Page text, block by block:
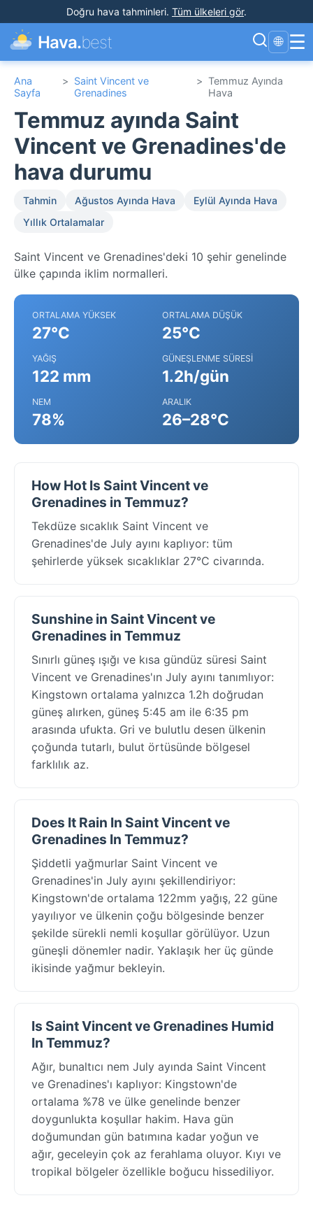
Doğru hava tahminleri. Tüm ülkeleri gör.
Hava.best 🌐 ☰
Ana
Sayfa
> Saint Vincent ve
Grenadines
> Temmuz Ayında
Hava
Temmuz ayında Saint
Vincent ve Grenadines'de
hava durumu
Tahmin Ağustos Ayında Hava
Eylül Ayında Hava
Yıllık Ortalamalar
Saint Vincent ve Grenadines'deki 10 şehir genelinde
ülke çapında iklim normalleri.
ORTALAMA YÜKSEK
27°C
ORTALAMA DÜŞÜK
25°C
YAĞIŞ
122 mm
GÜNEŞLENME SÜRESI
1.2h/gün
NEM
78%
ARALIK
26–28°C
How Hot Is Saint Vincent ve
Grenadines in Temmuz?
Tekdüze sıcaklık Saint Vincent ve
Grenadines'de July ayını kaplıyor: tüm
şehirlerde yüksek sıcaklıklar 27°C civarında.
Sunshine in Saint Vincent ve
Grenadines in Temmuz
Sınırlı güneş ışığı ve kısa gündüz süresi Saint
Vincent ve Grenadines'ın July ayını tanımlıyor:
Kingstown ortalama yalnızca 1.2h doğrudan
güneş alırken, güneş 5:45 am ile 6:35 pm
arasında ufukta. Gri ve bulutlu desen ülkenin
çoğunda tutarlı, bulut örtüsünde bölgesel
farklılık az.
Does It Rain In Saint Vincent ve
Grenadines In Temmuz?
Şiddetli yağmurlar Saint Vincent ve
Grenadines'in July ayını şekillendiriyor:
Kingstown'de ortalama 122mm yağış, 22 güne
yayılıyor ve ülkenin çoğu bölgesinde benzer
şekilde sürekli nemli koşullar görülüyor. Uzun
güneşli dönemler nadir. Yaklaşık her üç günde
ikisinde yağmur bekleyin.
Is Saint Vincent ve Grenadines Humid
In Temmuz?
Ağır, bunaltıcı nem July ayında Saint Vincent
ve Grenadines'ı kaplıyor: Kingstown'de
ortalama %78 ve ülke genelinde benzer
doygunlukta koşullar hakim. Hava gün
doğumundan gün batımına kadar yoğun ve
ağır, geceleyin çok az ferahlama oluyor. Kıyı ve
tropikal bölgeler özellikle boğucu hissediliyor.